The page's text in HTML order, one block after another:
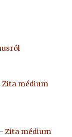
- Zita médium
- Zita médium